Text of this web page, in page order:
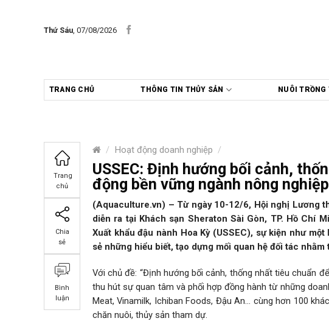
Thứ Sáu, 07/08/2026
TRANG CHỦ THÔNG TIN THỦY SẢN NUÔI TRỒNG
/ Hoạt động doanh nghiệp /
Trang
chủ
Chia
sẻ
Bình
luận
USSEC: Định hướng bối cảnh,
động bền vững ngành nông nghiệp
(Aquaculture.vn) – Từ ngày 10-12/6, Hội nghị Lương
diễn ra tại Khách sạn Sheraton Sài Gòn, TP. Hồ Chí
Xuất khẩu đậu nành Hoa Kỳ (USSEC), sự kiện như
sẻ những hiểu biết, tạo dựng mối quan hệ đối tác
Với chủ đề: “Định hướng bối cảnh, thống nhất tiêu chuẩn
thu hút sự quan tâm và phối hợp đồng hành từ những
Meat, Vinamilk, Ichiban Foods, Đậu An… cùng hơn 100
chăn nuôi, thủy sản tham dự.